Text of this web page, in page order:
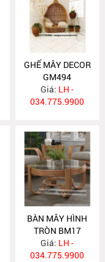
GHẾ MÂY DECOR
GM494
Giá: LH -
034.775.9900
BÀN MÂY HÌNH
TRÒN BM17
Giá: LH -
034.775.9900